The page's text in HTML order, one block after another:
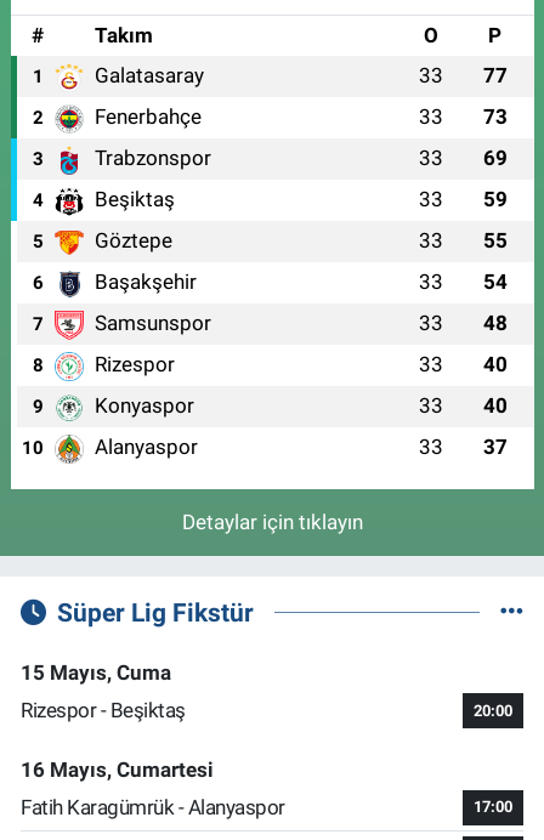
#
Takım O P
1 Galatasaray 33 77
2 Fenerbahçe 33 73
3 Trabzonspor 33 69
4 Beşiktaş 33 59
5 Göztepe 33 55
6 Başakşehir 33 54
7 Samsunspor 33 48
8 Rizespor 33 40
9 Konyaspor 33 40
10 Alanyaspor 33 37
Detaylar için tıklayın
Süper Lig Fikstür
15 Mayıs, Cuma
Rizespor - Beşiktaş
20:00
16 Mayıs, Cumartesi
Fatih Karagümrük - Alanyaspor
17:00